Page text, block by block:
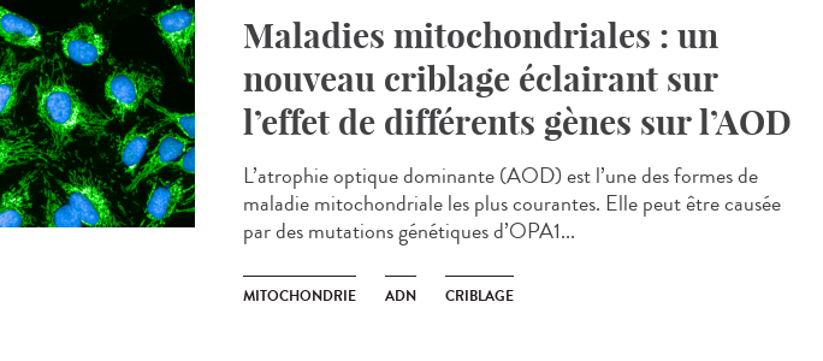
Maladies mitochondriales : un
nouveau criblage éclairant sur
l’effet de différents gènes sur l’AOD
L’atrophie optique dominante (AOD) est l’une des formes de
maladie mitochondriale les plus courantes. Elle peut être causée
par des mutations génétiques d’OPA1...
MITOCHONDRIE ADN CRIBLAGE